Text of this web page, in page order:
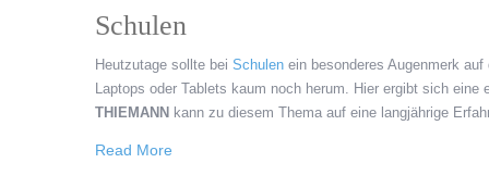
Schulen
Heutzutage sollte bei Schulen ein besonderes Augenmerk
Laptops oder Tablets kaum noch herum. Hier ergibt sich
THIEMANN kann zu diesem Thema auf eine langjährige
Read More